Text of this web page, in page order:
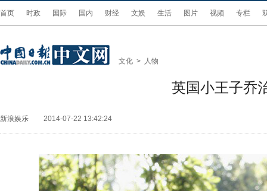
首页 时政 国际 国内 财经 文娱 生活 图片 视频 专栏
文化 > 人物
英国小王子乔
新浪娱乐 2014-07-22 13:42:24